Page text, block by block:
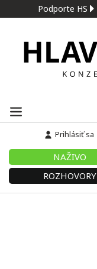
Podporte HS
Prihlásiť sa
NAŽIVO
ROZHOVORY